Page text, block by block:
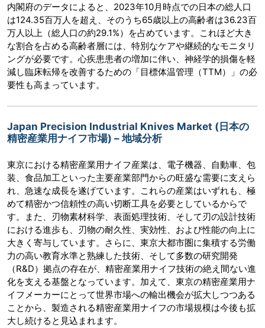
内閣府のデータによると、2023年10月時点での日本の総人口
は124.35百万人を超え、そのうち65歳以上の高齢者は36.23百
万人以上（総人口の約29.1%）を占めています。これほど大き
な割合を占める高齢者層には、特別なケアや継続的なモニタリ
ングが必要です。心疾患患者の増加に伴い、神経学的損傷を軽
減し臨床転帰を改善するための「目標体温管理（TTM）」の必
要性も高まっています。
Japan Precision Industrial Knives Market (日本の
精密産業用ナイフ市場) – 地域分析
東京における精密産業用ナイフ産業は、電子機器、自動車、包
装、食品加工といった主要産業部門からの旺盛な需要に支えら
れ、急速な成長を遂げています。これらの産業はいずれも、極
めて精密かつ信頼性の高い切断工具を必要としているからで
す。また、刃物素材科学、表面処理技術、そして刃の設計技術
における進歩も、刃物の耐久性、実効性、および性能の向上に
大きく寄与しています。さらに、東京大都市圏に集積する労働
力の高い教育水準と熟練した技術、そして多数の研究開発
（R&D）拠点の存在が、精密産業用ナイフ技術の絶え間ない進
化を支える基盤となっています。加えて、東京の精密産業用ナ
イフメーカーにとって世界市場への輸出機会が拡大しつつある
ことから、製造される精密産業用ナイフの市場規模は今後も拡
大し続けると見込まれます。